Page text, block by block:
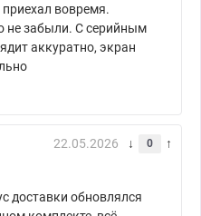
приехал вовремя.
не забыли. С серийным
аккуратно, экран
22.05.2026 0
доставки обновлялся